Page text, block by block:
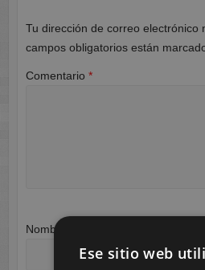
Tu dirección de correo electrónico
campos obligatorios están
Comentario *
Nombre
Ese sitio web